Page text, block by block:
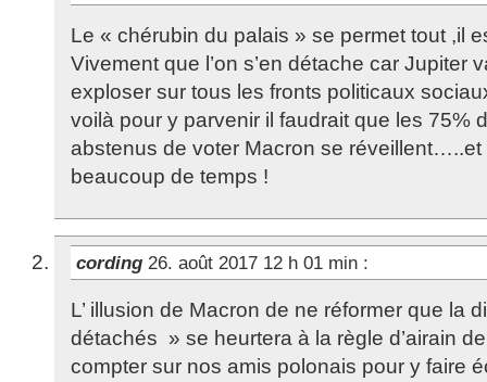
Le « chérubin du palais » se permet tout ,il
Vivement que l’on s’en détache car Jupiter
exploser sur tous les fronts politicaux
voilà pour y parvenir il faudrait que les 75%
abstenus de voter Macron se
beaucoup de temps !
cording 26. août 2017 12 h 01 min :
L’ illusion de Macron de ne réformer que la
détachés » se heurtera à la règle d’airain
compter sur nos amis polonais pour y faire